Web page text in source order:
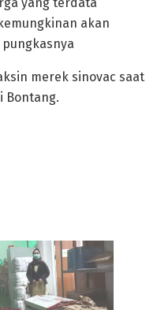
akan
merek sinovac saat
Bontang.